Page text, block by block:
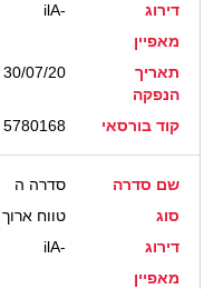
דירוג
ilA-
מאפיין
תאריך
הנפקה
30/07/20
קוד בורסאי 5780168
שם סדרה
סדרה ה
סוג
טווח ארוך
דירוג
ilA-
מאפיין